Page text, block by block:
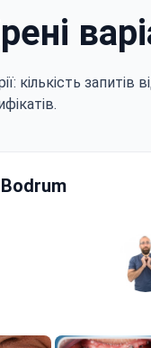
запитів